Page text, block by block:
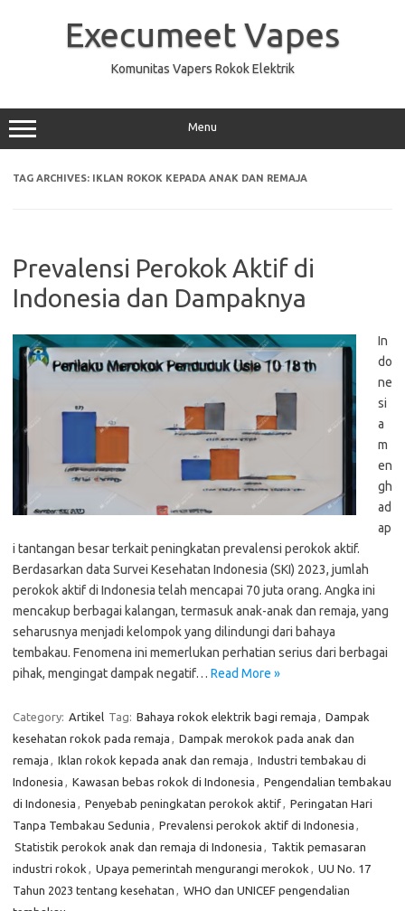
Execumeet Vapes
Komunitas Vapers Rokok Elektrik
Menu
TAG ARCHIVES: IKLAN ROKOK KEPADA ANAK DAN REMAJA
Prevalensi Perokok Aktif di
Indonesia dan Dampaknya
In
do
ne
si
a
m
en
gh
ad
ap
i tantangan besar terkait peningkatan prevalensi perokok aktif.
Berdasarkan data Survei Kesehatan Indonesia (SKI) 2023, jumlah
perokok aktif di Indonesia telah mencapai 70 juta orang. Angka ini
mencakup berbagai kalangan, termasuk anak-anak dan remaja, yang
seharusnya menjadi kelompok yang dilindungi dari bahaya
tembakau. Fenomena ini memerlukan perhatian serius dari berbagai
pihak, mengingat dampak negatif… Read More »
Category: Artikel Tag: Bahaya rokok elektrik bagi remaja , Dampak
kesehatan rokok pada remaja , Dampak merokok pada anak dan
remaja , Iklan rokok kepada anak dan remaja , Industri tembakau di
Indonesia , Kawasan bebas rokok di Indonesia , Pengendalian tembakau
di Indonesia , Penyebab peningkatan perokok aktif, Peringatan Hari
Tanpa Tembakau Sedunia , Prevalensi perokok aktif di Indonesia ,
Statistik perokok anak dan remaja di Indonesia , Taktik pemasaran
industri rokok , Upaya pemerintah mengurangi merokok , UU No. 17
Tahun 2023 tentang kesehatan , WHO dan UNICEF pengendalian